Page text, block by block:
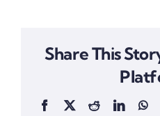
Share This
Facebook
X Reddit